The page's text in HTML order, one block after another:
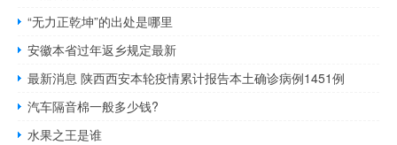
“无力正乾坤”的出处是哪里
安徽本省过年返乡规定最新
最新消息 陕西西安本轮疫情累计报告本土确诊病例1451例
汽车隔音棉一般多少钱?
水果之王是谁